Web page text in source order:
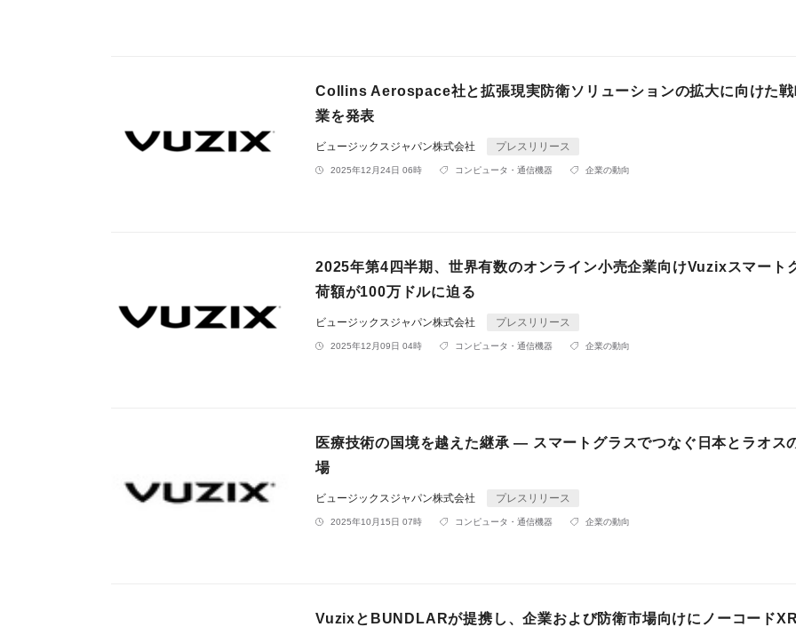
Collins Aerospace社と拡張現実防衛ソリューションの拡大に向けた
業を発表
ビュージックスジャパン株式会社 プレスリリース
2025年12月24日 06時 コンピュータ・通信機器 企業の動向
2025年第4四半期、世界有数のオンライン小売企業向けVuzixスマート
荷額が100万ドルに迫る
ビュージックスジャパン株式会社 プレスリリース
2025年12月09日 04時 コンピュータ・通信機器 企業の動向
医療技術の国境を越えた継承 — スマートグラスでつなぐ日本とラオス
場
ビュージックスジャパン株式会社 プレスリリース
2025年10月15日 07時 コンピュータ・通信機器 企業の動向
VuzixとBUNDLARが提携し、企業および防衛市場向けにノーコード